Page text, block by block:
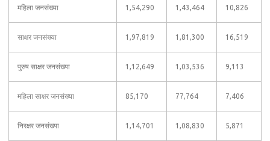
महिला जनसंख्या 1,54,290 1,43,464 10,826
साक्षर जनसंख्या 1,97,819 1,81,300 16,519
पुरुष साक्षर जनसंख्या 1,12,649 1,03,536 9,113
महिला साक्षर जनसंख्या 85,170 77,764 7,406
निरक्षर जनसंख्या 1,14,701 1,08,830 5,871